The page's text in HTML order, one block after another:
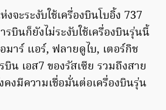
จะระงับใช้เครื่องบินโบอิ้ง 737
บินก็ยังไม่ระงับใช้เครื่องบินรุ่นนี้
มาร์ แอร์, ฟลายดูไบ, เตอร์กิช
น เอส7 ของรัสเซีย รวมถึงสาย
งมีความเชื่อมั่นต่อเครื่องบินรุ่น